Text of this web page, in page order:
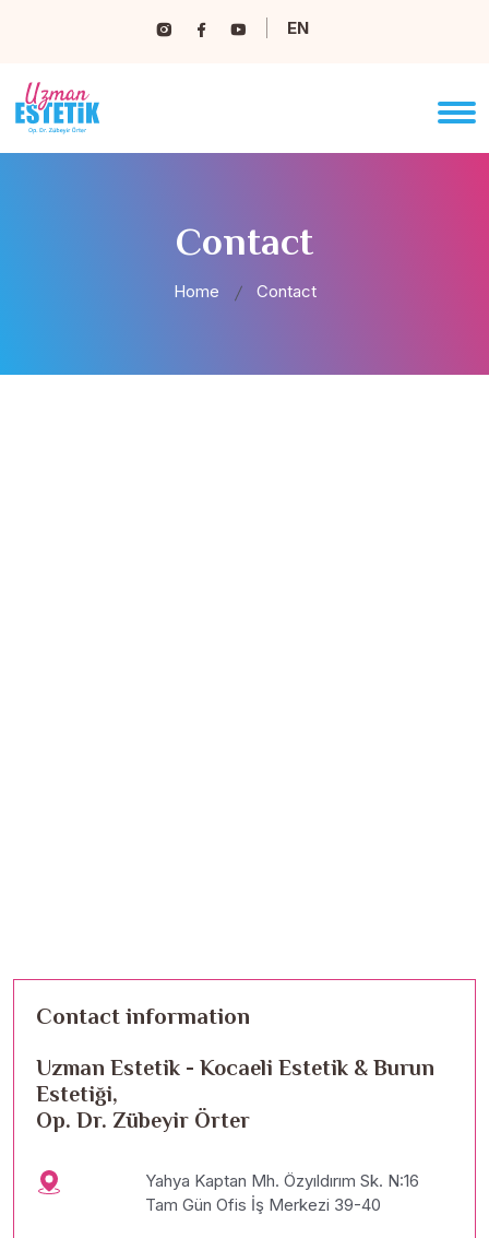
EN
Contact
Home Contact
Contact information
Uzman Estetik - Kocaeli Estetik & Burun
Estetiği,
Op. Dr. Zübeyir Örter
Yahya Kaptan Mh. Özyıldırım Sk. N:16
Tam Gün Ofis İş Merkezi 39-40